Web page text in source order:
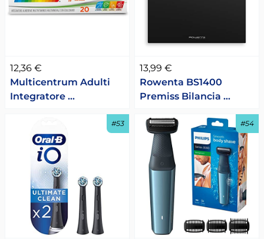
12,36 €
Multicentrum Adulti
Integratore …
13,99 €
Rowenta BS1400
Premiss Bilancia …
#53 #54